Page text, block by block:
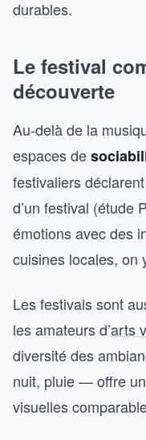
durables.
Le festival
découverte
Au-delà de la
espaces de
festivaliers
d’un festival (étude
émotions avec des
cuisines locales, on
Les festivals sont
les amateurs d’arts
diversité des
nuit, pluie — offre
visuelles